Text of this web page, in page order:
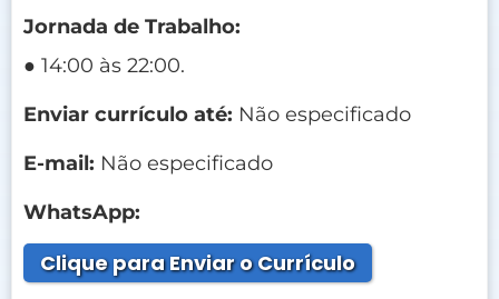
Jornada de Trabalho:
● 14:00 às 22:00.
Enviar currículo até: Não especificado
E-mail: Não especificado
WhatsApp:
Clique para Enviar o Currículo